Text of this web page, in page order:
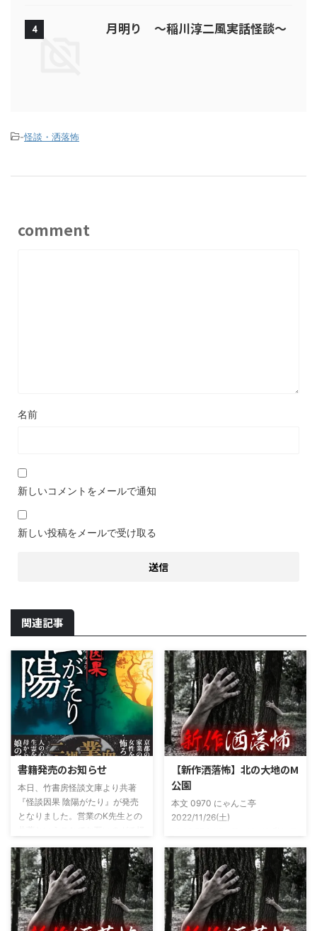
4 月明り ～稲川淳二風実話怪談～
-怪談・洒落怖
comment
名前
新しいコメントをメールで通知
新しい投稿をメールで受け取る
関連記事
書籍発売のお知らせ
本日、竹書房怪談文庫より共著
『怪談因果 陰陽がたり』が発売
となりました。営業のK先生との
上げましたので内容の濃さ・面白
さは保証します。ぜひともご購入
くださいませ。 書影かっこいい
ですね！帯の煽り文句も最高です
(^^)v購入ページ
【新作洒落怖】北の大地のM
公園
本文 0970 にゃんこ亭
2022/11/26(土)
に言うオカルト系な話がまあまあ
好きで、最近占いとかを副業で始
めてた。今はちょっとメンタルの
状況やらで退いたけど実力試しも
かねてSNSでフォロワー相手に占
いとかしていたもんです。実力